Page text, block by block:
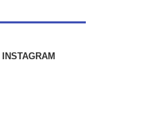
INSTAGRAM